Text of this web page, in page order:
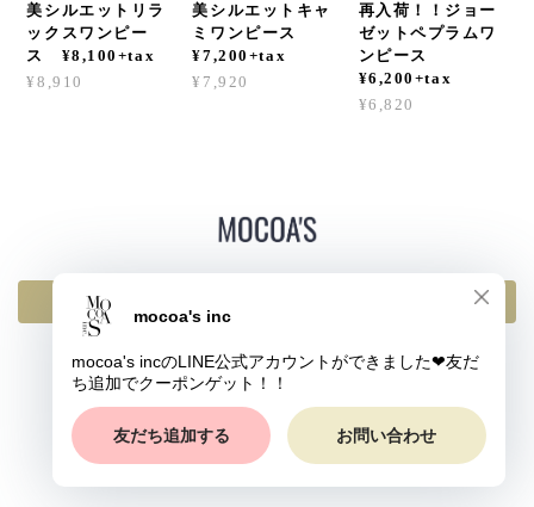
美シルエットリラ
ックスワンピー
ス ¥8,100+tax
¥8,910
美シルエットキャ
ミワンピース
¥7,200+tax
¥7,920
再入荷！！ジョー
ゼットペプラムワ
ンピース
¥6,200+tax
¥6,820
プライバシーポリシー 特定商取引法に基づく表記